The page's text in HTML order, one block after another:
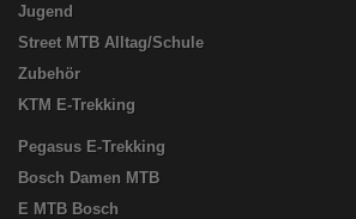
Jugend
Street MTB Alltag/Schule
Zubehör
KTM E-Trekking
Pegasus E-Trekking
Bosch Damen MTB
E MTB Bosch